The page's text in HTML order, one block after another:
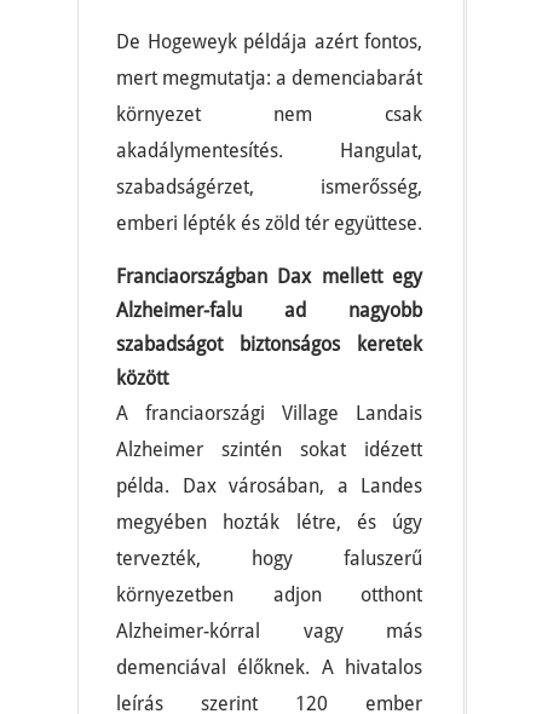
De Hogeweyk példája azért fontos,
mert megmutatja: a demenciabarát
környezet nem csak
akadálymentesítés. Hangulat,
szabadságérzet, ismerősség,
emberi lépték és zöld tér együttese.
Franciaországban Dax mellett egy
Alzheimer-falu ad nagyobb
szabadságot biztonságos keretek
között
A franciaországi Village Landais
Alzheimer szintén sokat idézett
példa. Dax városában, a Landes
megyében hozták létre, és úgy
tervezték, hogy faluszerű
környezetben adjon otthont
Alzheimer-kórral vagy más
demenciával élőknek. A hivatalos
leírás szerint 120 ember